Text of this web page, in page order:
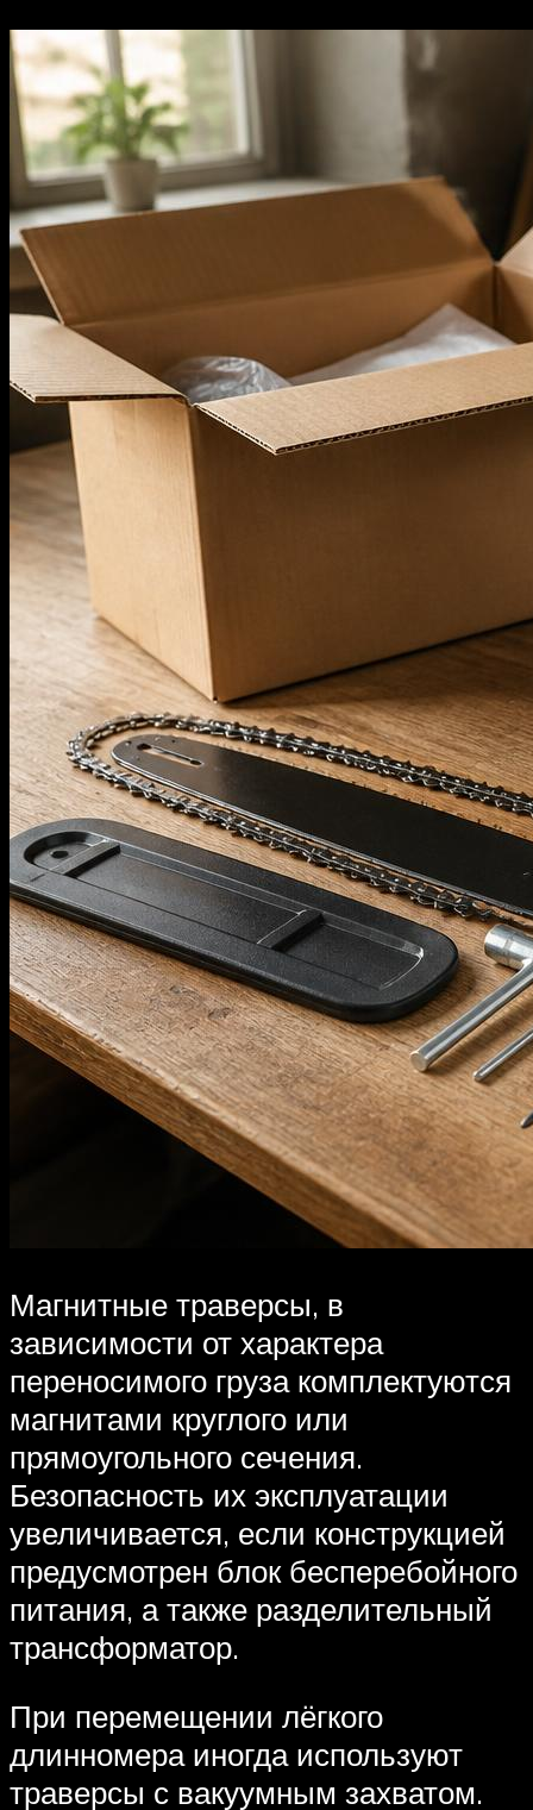
Магнитные траверсы, в
зависимости от характера
переносимого груза комплектуются
магнитами круглого или
прямоугольного сечения.
Безопасность их эксплуатации
увеличивается, если конструкцией
предусмотрен блок бесперебойного
питания, а также разделительный
трансформатор.
При перемещении лёгкого
длинномера иногда используют
траверсы с вакуумным захватом.